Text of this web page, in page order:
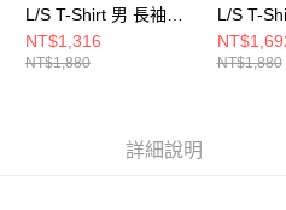
L/S T-Shirt 男 長袖上
衣 米灰色
CH012514G057
NT$1,316
NT$1,880
L/S T-
衣
NT$1,880
詳細說明